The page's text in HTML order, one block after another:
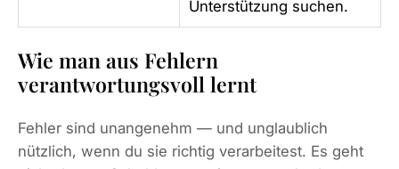
Unterstützung suchen.
Wie man aus Fehlern
verantwortungsvoll lernt
Fehler sind unangenehm — und unglaublich
nützlich, wenn du sie richtig verarbeitest. Es geht